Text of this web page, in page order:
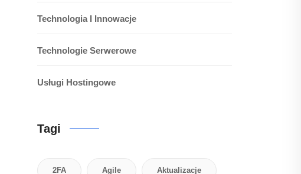
Technologia I Innowacje
Technologie Serwerowe
Usługi Hostingowe
Tagi
2FA Agile Aktualizacje